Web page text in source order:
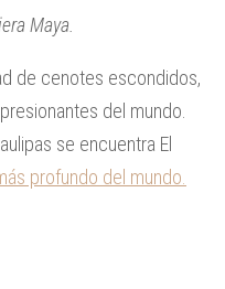
Maya.
de cenotes escondidos,
del mundo.
se encuentra El
profundo del mundo.